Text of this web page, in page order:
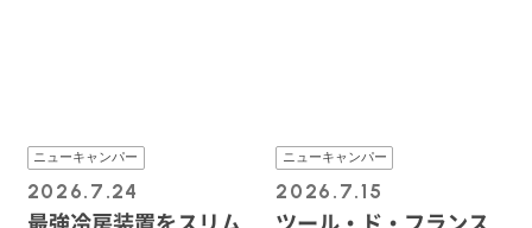
ニューキャンパー
2026.7.24
ニューキャンパー
2026.7.15